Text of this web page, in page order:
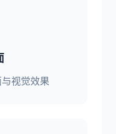
视觉效果